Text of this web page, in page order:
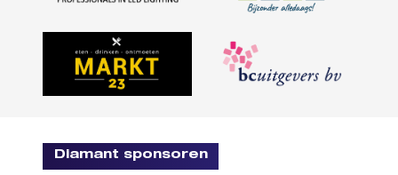
Diamant sponsoren